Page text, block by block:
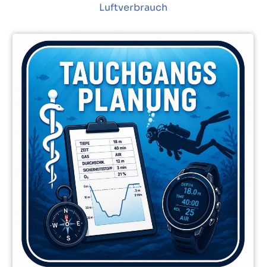
Luftverbrauch